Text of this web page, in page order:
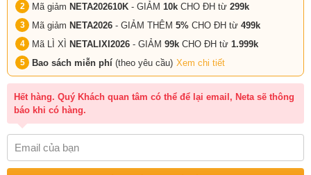
Mã giảm NETA202610K - GIẢM 10k CHO ĐH từ 299k
Mã giảm NETA2026 - GIẢM THÊM 5% CHO ĐH từ 499k
Mã LÌ XÌ NETALIXI2026 - GIẢM 99k CHO ĐH từ 1.999k
Bao sách miễn phí (theo yêu cầu) Xem chi tiết
Hết hàng. Quý Khách quan tâm có thể để lại email, Neta sẽ thông
báo khi có hàng.